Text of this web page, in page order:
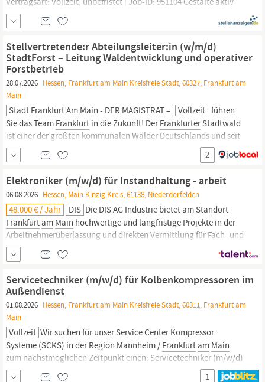
die Zukunft im Produktionsumfeld! Für den Bereich Frischfleisch
suchen wir ab dem 01.06.2026 engagierte
und...
Stellvertretende:r Abteilungsleiter:in (w/m/d)
StadtForst – Leitung Waldentwicklung und operativer
Forstbetrieb
28.07.2026 Hessen, Frankfurt am Main Kreisfreie Stadt, 60327, Frankfurt am
Main
Stadt Frankfurt Am Main - DER MAGISTRAT – Vollzeit führen
Sie das Team Frankfurt in die Zukunft! DerFrankfurterStadtwald
ist einer der größten kommunalen Wälder Deutschlands und seit
650 Jahren im Eigentum der Stadt
Die Abteilung
StadtForst im Grünflächenamt der Stadt
amMain, mit
2
Elektroniker (m/w/d) für Instandhaltung - arbeit
06.08.2026 Hessen, Main Kinzig Kreis, 61138, Niederdorfelden
48.000 € / Jahr DIS Die DIS AG Industrie bietetam Standort
Frankfurtam Main hochwertige und langfristige Projekte in der
Arbeitnehmerüberlassung und direkten Vermittlung für Fach- und
Führungskräfte. Unsere Expertise im Industriesektor sowie unser
Netzwerk zu mittelständischen Unternehmen können Sie als
Servicetechniker (m/w/d) für Kolbenkompressoren im
Außendienst
01.08.2026 Hessen, Frankfurt am Main Kreisfreie Stadt, 60311, Frankfurt am
Main
Vollzeit Wir suchen für unser Service Center Kompressor
Systeme (SCKS) in der Region Mannheim / Frankfurtam Main
zum nächstmöglichen Zeitpunkt einen: Servicetechniker (m/w/d)
für Kolbenkompressoren im Außendienst Wir sind Ein
1